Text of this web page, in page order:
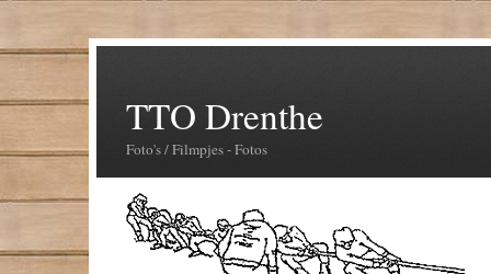
TTO Drenthe
Foto's / Filmpjes - Fotos